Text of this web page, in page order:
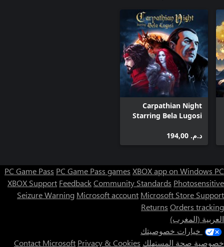
Carpathian Night
Starring Bela Lugosi
د.م.‏ 194,00
PC Game Pass PC Game Pass games XBOX app on Windows PC
XBOX Support FeedbackCommunity Standards Photosensitive
Seizure Warning Microsoft account Microsoft Store Support
Returns Orders tracking
العربية (المغرب)
خيارات خصوصيتك
خصوصية صحة المستهلك
Contact Microsoft Privacy & Cookies